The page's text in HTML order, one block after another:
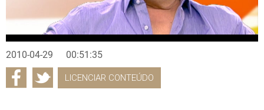
2010-04-29 00:51:35
LICENCIAR CONTEÚDO